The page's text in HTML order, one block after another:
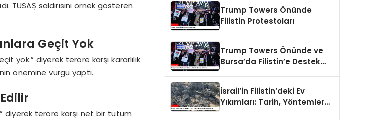
TUSAŞ saldırısını örnek gösteren
Geçit Yok
yok.” diyerek teröre karşı kararlılık
önemine vurgu yaptı.
diyerek teröre karşı net bir tutum
Trump Towers Önünde
Filistin Protestoları
Trump Towers Önünde ve
Bursa’da Filistin’e Destek
İsrail’in Filistin’deki Ev
Yıkımları: Tarih, Yöntemler